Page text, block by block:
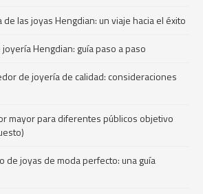
las joyas Hengdian: un viaje hacia el éxito
Hengdian: guía paso a paso
de joyería de calidad: consideraciones
mayor para diferentes públicos objetivo
de joyas de moda perfecto: una guía